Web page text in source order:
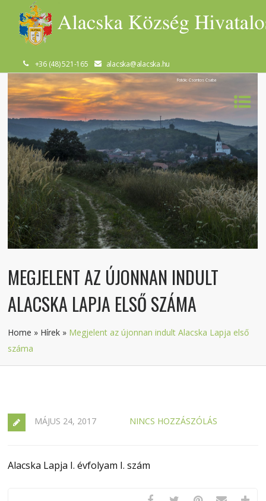
+36 (48) 521-165 alacska@alacska.hu
Fotók: Csontos Csaba
MEGJELENT AZ ÚJONNAN INDULT
ALACSKA LAPJA ELSŐ SZÁMA
Home » Hírek » Megjelent az újonnan indult Alacska Lapja első
száma
MÁJUS 24, 2017 NINCS HOZZÁSZÓLÁS
Alacska Lapja I. évfolyam I. szám